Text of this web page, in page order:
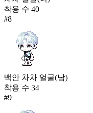
착용 수 40
#8
백안 차차 얼굴(남)
착용 수 34
#9